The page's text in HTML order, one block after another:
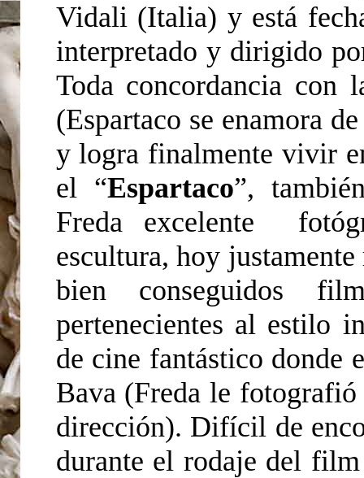
Vidali (Italia) y está
interpretado y dirigido
Toda concordancia con
(Espartaco se enamora
y logra finalmente vivir
el “Espartaco”,
Freda excelente
escultura, hoy
bien conseguidos
pertenecientes al estilo
de cine fantástico donde
Bava (Freda le
dirección). Difícil de
durante el rodaje del